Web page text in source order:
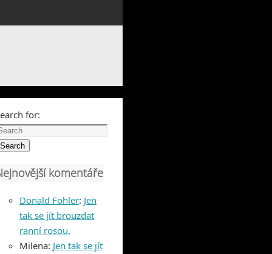
for:
Search
komentáře
Donald Fohler: Jen
tak se jít brouzdat
ranní rosou.
Milena: Jen tak se jít